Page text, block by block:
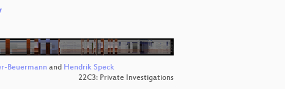
Beuermann and Hendrik Speck
22C3: Private Investigations